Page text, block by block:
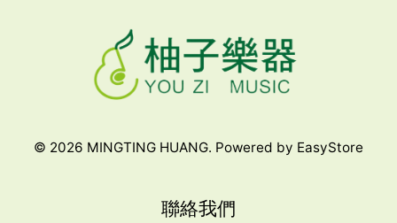
© 2026 MINGTING HUANG. Powered by EasyStore
聯絡我們